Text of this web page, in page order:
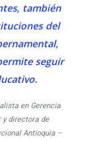
también
del
seguir
en Gerencia
y directora de
Antioquia –